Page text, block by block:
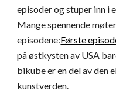
episoder og stuper inn i
Mange spennende
episodene:Første
på østkysten av USA
bikube er en del av den
kunstverden.